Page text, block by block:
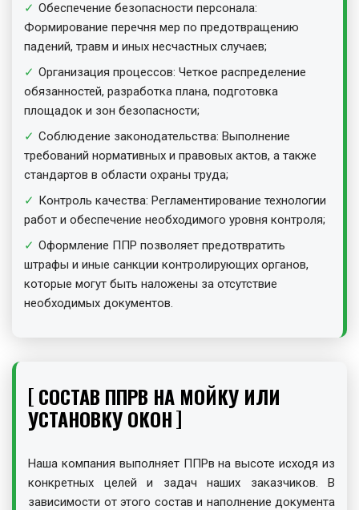
Обеспечение безопасности персонала:
Формирование перечня мер по предотвращению
падений, травм и иных несчастных случаев;
Организация процессов: Четкое распределение
обязанностей, разработка плана, подготовка
площадок и зон безопасности;
Соблюдение законодательства: Выполнение
требований нормативных и правовых актов, а также
стандартов в области охраны труда;
Контроль качества: Регламентирование технологии
работ и обеспечение необходимого уровня контроля;
Оформление ППР позволяет предотвратить
штрафы и иные санкции контролирующих органов,
которые могут быть наложены за отсутствие
необходимых документов.
СОСТАВ ППРВ НА МОЙКУ ИЛИ
УСТАНОВКУ ОКОН
Наша компания выполняет ППРв на высоте исходя из
конкретных целей и задач наших заказчиков. В
зависимости от этого состав и наполнение документа